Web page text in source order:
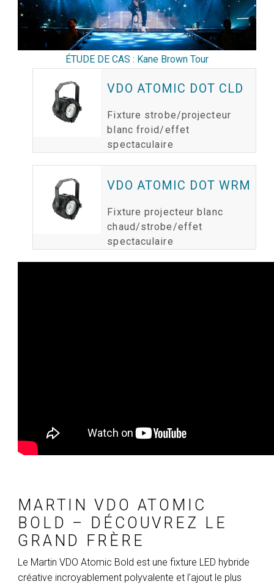
ÉTUDE DE CAS : Kane Brown Tour
VDO ATOMIC DOT CLD
Fixture strobe/projecteur
blanc froid/effet
spectaculaire
VDO ATOMIC DOT WRM
Fixture projecteur blanc
chaud/strobe/effet
spectaculaire
MARTIN VDO ATOMIC
BOLD – DÉCOUVREZ LE
GRAND FRÈRE
Le Martin VDO Atomic Bold est une fixture LED hybride
créative incroyablement polyvalente et l'ajout le plus